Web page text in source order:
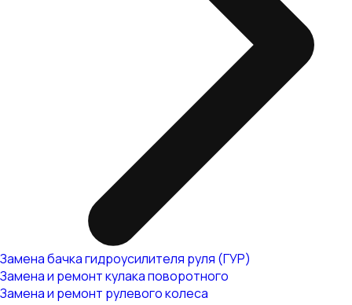
Замена бачка гидроусилителя руля (ГУР)
Замена и ремонт кулака поворотного
Замена и ремонт рулевого колеса